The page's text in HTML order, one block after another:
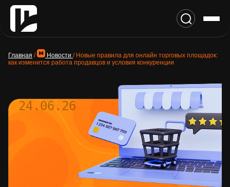
Главная / Новости / Новые правила для онлайн торговых площадок:
как изменится работа продавцов и условия конкуренции
24.06.26